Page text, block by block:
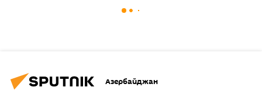
Азербайджан